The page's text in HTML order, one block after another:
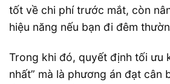
tốt về chi phí trước mắt, còn
hiệu năng nếu bạn đi đêm
Trong khi đó, quyết định tối ưu
nhất” mà là phương án đạt cân